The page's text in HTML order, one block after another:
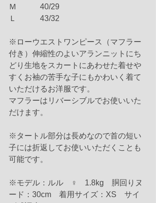
Ｍ　　　40/29
Ｌ　　　43/32
※ローウエストワンピース（マフラー
付き）伸縮性のよいアランニットにち
どり生地をスカートにあわせた着せや
すくお袖の苦手な子にもかわいく着て
いただけるお洋服です。
マフラーはリバーシブルでお使いいた
だけます。
※タートル部分は長めなので首の短い
子には折返してお使いいただくことも
可能です。
※モデル：ルル　♀　1.8kg　胴回りヌ
ード：30cm　着用サイズ：XS　サイ